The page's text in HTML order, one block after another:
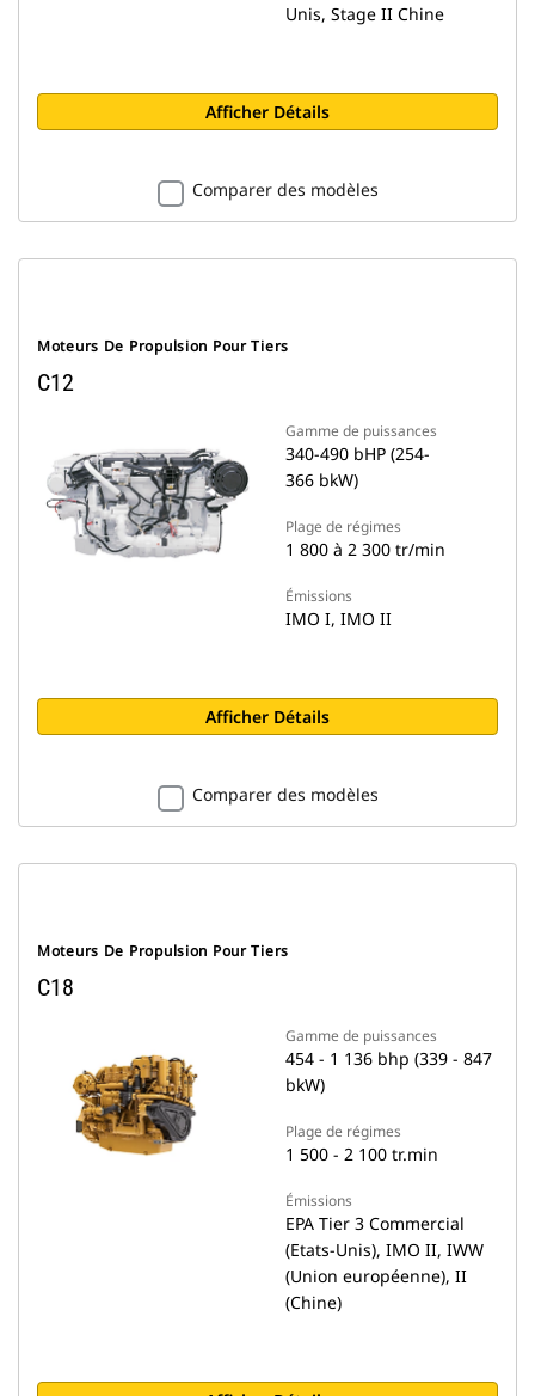
Unis, Stage II Chine
Afficher Détails
Comparer des modèles
Moteurs De Propulsion Pour Tiers
C12
Gamme de puissances
340-490 bHP (254-
366 bkW)
Plage de régimes
1 800 à 2 300 tr/min
Émissions
IMO I, IMO II
Afficher Détails
Comparer des modèles
Moteurs De Propulsion Pour Tiers
C18
Gamme de puissances
454 - 1 136 bhp (339 - 847
bkW)
Plage de régimes
1 500 - 2 100 tr.min
Émissions
EPA Tier 3 Commercial
(Etats-Unis), IMO II, IWW
(Union européenne), II
(Chine)